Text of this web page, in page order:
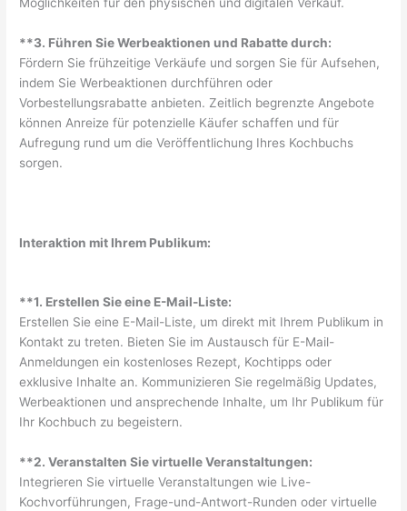
**3. Führen Sie Werbeaktionen und Rabatte durch:
Fördern Sie frühzeitige Verkäufe und sorgen Sie für Aufsehen,
indem Sie Werbeaktionen durchführen oder
Vorbestellungsrabatte anbieten. Zeitlich begrenzte Angebote
können Anreize für potenzielle Käufer schaffen und für
Aufregung rund um die Veröffentlichung Ihres Kochbuchs
sorgen.
Interaktion mit Ihrem Publikum:
**1. Erstellen Sie eine E-Mail-Liste:
Erstellen Sie eine E-Mail-Liste, um direkt mit Ihrem Publikum in
Kontakt zu treten. Bieten Sie im Austausch für E-Mail-
Anmeldungen ein kostenloses Rezept, Kochtipps oder
exklusive Inhalte an. Kommunizieren Sie regelmäßig Updates,
Werbeaktionen und ansprechende Inhalte, um Ihr Publikum für
Ihr Kochbuch zu begeistern.
**2. Veranstalten Sie virtuelle Veranstaltungen:
Integrieren Sie virtuelle Veranstaltungen wie Live-
Kochvorführungen, Frage-und-Antwort-Runden oder virtuelle